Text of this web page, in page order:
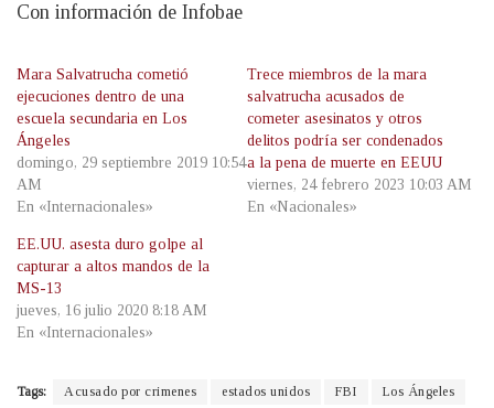
Con información de Infobae
Mara Salvatrucha cometió
ejecuciones dentro de una
escuela secundaria en Los
Ángeles
domingo, 29 septiembre 2019 10:54
AM
En «Internacionales»
Trece miembros de la mara
salvatrucha acusados de
cometer asesinatos y otros
delitos podría ser condenados
a la pena de muerte en EEUU
viernes, 24 febrero 2023 10:03 AM
En «Nacionales»
EE.UU. asesta duro golpe al
capturar a altos mandos de la
MS-13
jueves, 16 julio 2020 8:18 AM
En «Internacionales»
Tags: Acusado por crimenes estados unidos FBI Los Ángeles